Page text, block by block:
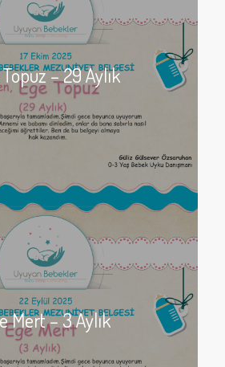
– 29 Aylık
Mert – 3 Aylık